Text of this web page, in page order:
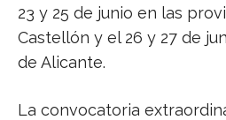
23 y 25 de junio en las
Castellón y el 26 y 27 de
de Alicante.
La convocatoria